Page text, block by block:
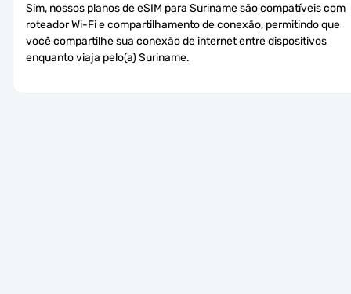
Sim, nossos planos de eSIM para Suriname são compatíveis com
roteador Wi-Fi e compartilhamento de conexão, permitindo que
você compartilhe sua conexão de internet entre dispositivos
enquanto viaja pelo(a) Suriname.